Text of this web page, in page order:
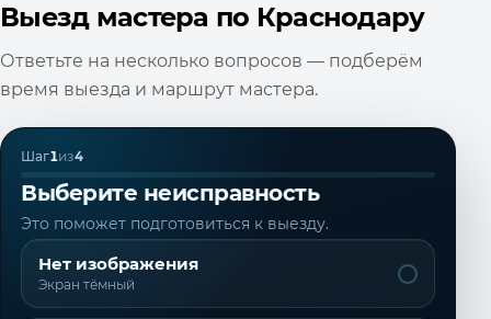
Выезд мастера по Краснодару
Ответьте на несколько вопросов — подберём
время выезда и маршрут мастера.
Шаг1из4
Выберите неисправность
Это поможет подготовиться к выезду.
Нет изображения
Экран тёмный